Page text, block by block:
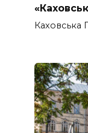
Каховська